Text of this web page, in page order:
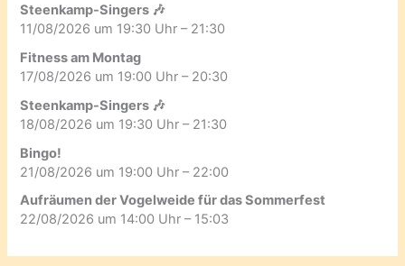
Steenkamp-Singers 🎶
11/08/2026 um 19:30 Uhr – 21:30
Fitness am Montag
17/08/2026 um 19:00 Uhr – 20:30
Steenkamp-Singers 🎶
18/08/2026 um 19:30 Uhr – 21:30
Bingo!
21/08/2026 um 19:00 Uhr – 22:00
Aufräumen der Vogelweide für das Sommerfest
22/08/2026 um 14:00 Uhr – 15:03